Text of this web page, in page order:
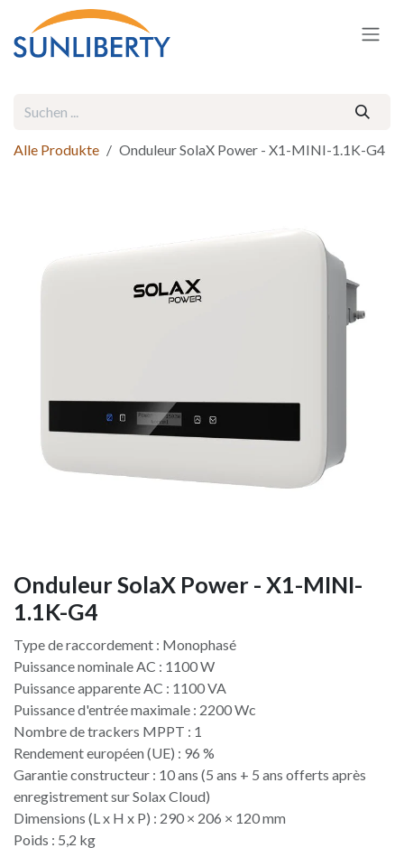
Zum Inhalt springen
Alle Produkte Onduleur SolaX Power - X1-MINI-1.1K-G4
Onduleur SolaX Power - X1-MINI-
1.1K-G4
Type de raccordement : Monophasé
Puissance nominale AC : 1100 W
Puissance apparente AC : 1100 VA
Puissance d'entrée maximale : 2200 Wc
Nombre de trackers MPPT : 1
Rendement européen (UE) : 96 %
Garantie constructeur : 10 ans (5 ans + 5 ans offerts après
enregistrement sur Solax Cloud)
Dimensions (L x H x P) : 290 × 206 × 120 mm
Poids : 5,2 kg